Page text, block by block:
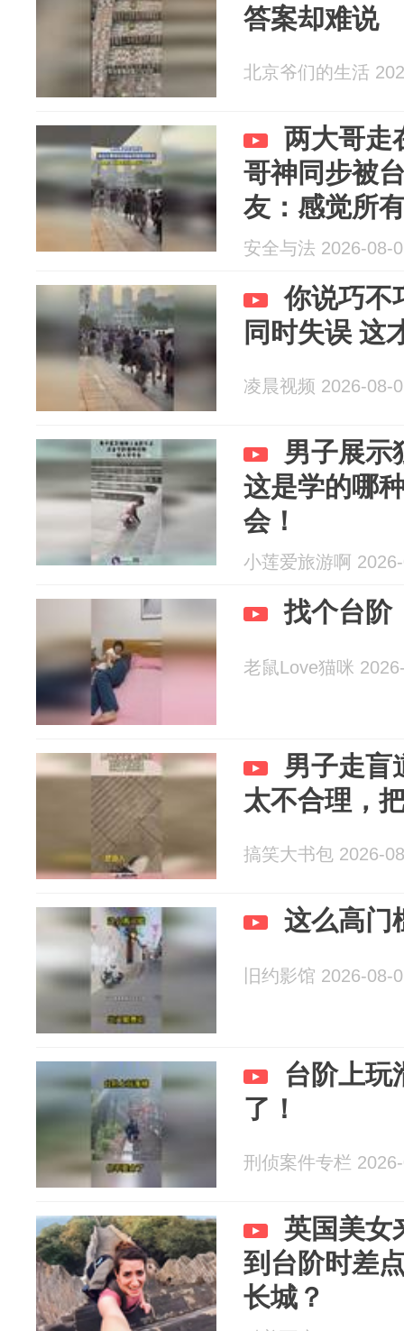
答案却难说
北京爷们的生活
两大哥走
哥神同步被
友：感觉所
安全与法 2026-08-
你说巧不
同时失误 这
凌晨视频 2026-08-
男子展示
这是学的哪
会！
小莲爱旅游啊
找个台阶
老鼠Love猫咪
男子走盲
太不合理，
搞笑大书包 2026-
这么高门
旧约影馆 2026-08-
台阶上玩
了！
刑侦案件专栏
英国美女
到台阶时差
长城？